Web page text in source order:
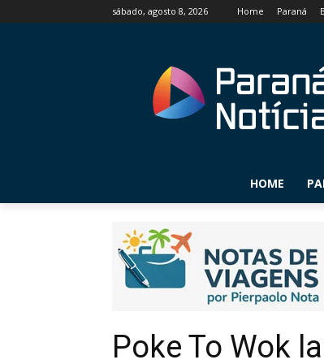
sábado, agosto 8, 2026 Home Paraná
HOME
Poke To Wok